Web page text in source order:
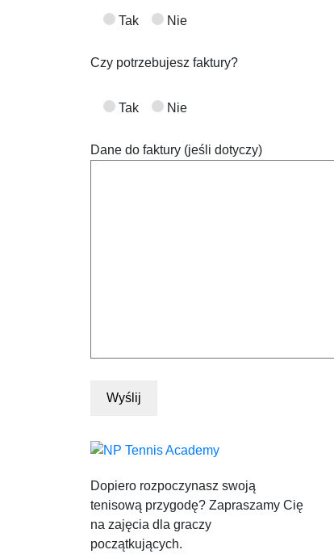
Tak Nie
Czy potrzebujesz faktury?
Tak Nie
Dane do faktury (jeśli dotyczy)
Dopiero rozpoczynasz swoją
tenisową przygodę? Zapraszamy Cię
na zajęcia dla graczy
początkujących.